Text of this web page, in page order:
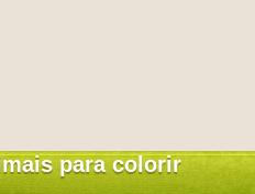
para colorir